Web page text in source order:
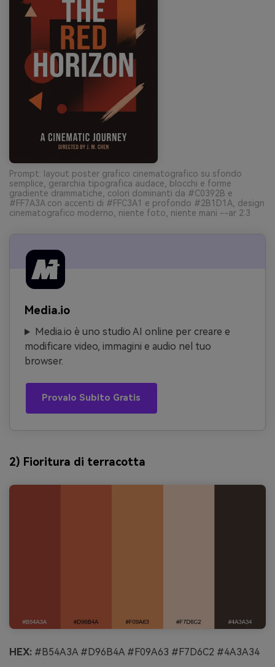
Prompt: layout poster grafico cinematografico su sfondo
semplice, gerarchia tipografica audace, blocchi e forme
gradiente drammatiche, colori dominanti da #C0392B e
#FF7A3A con accenti di #FFC3A1 e profondo #2B1D1A, design
cinematografico moderno, niente foto, niente mani --ar 2:3
Media.io
Media.io è uno studio AI online per creare e
modificare video, immagini e audio nel tuo
browser.
Provalo Subito Gratis
2) Fioritura di terracotta
HEX: #B54A3A #D96B4A #F09A63 #F7D6C2 #4A3A34